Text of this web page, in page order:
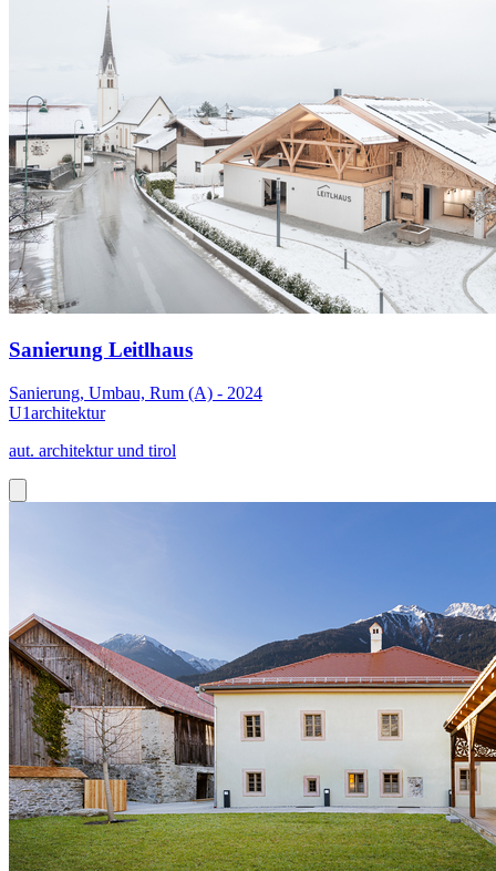
Sanierung Leitlhaus
Sanierung, Umbau, Rum (A) - 2024
U1architektur
aut. architektur und tirol